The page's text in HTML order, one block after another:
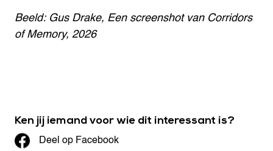
Beeld: Gus Drake, Een screenshot van Corridors
of Memory, 2026
Ken jij iemand voor wie dit interessant is?
Deel op Facebook